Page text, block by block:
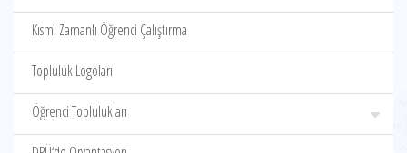
Kısmi Zamanlı Öğrenci Çalıştırma
Topluluk Logoları
Öğrenci Toplulukları